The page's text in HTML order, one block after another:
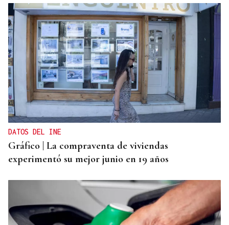
DATOS DEL INE
Gráfico | La compraventa de viviendas
experimentó su mejor junio en 19 años